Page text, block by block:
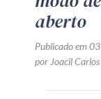
aberto
Publicado em
por Joacil